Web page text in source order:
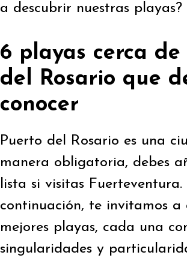
a descubrir nuestras playas?
6 playas cerca de
del Rosario que
conocer
Puerto del Rosario es una
manera obligatoria, debes
lista si visitas Fuerteventura.
continuación, te invitamos a
mejores playas, cada una
singularidades y